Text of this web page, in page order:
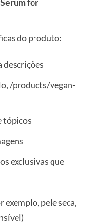
for
do produto:
descrições
/products/vegan-
tópicos
exclusivas que
exemplo, pele seca,